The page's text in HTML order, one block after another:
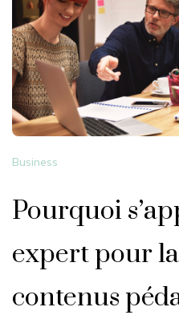
Business
Pourquoi
expert pour
contenus